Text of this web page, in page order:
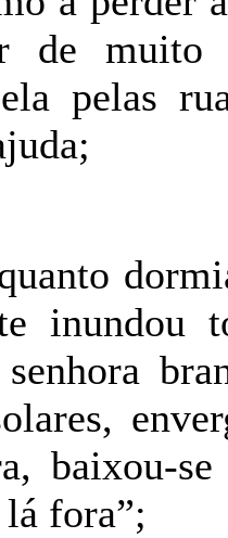
de muito
pelas
inundou
senhora
baixou-
fora”;